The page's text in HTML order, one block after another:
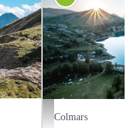
Lac d'Allos - Teddy
Colmars